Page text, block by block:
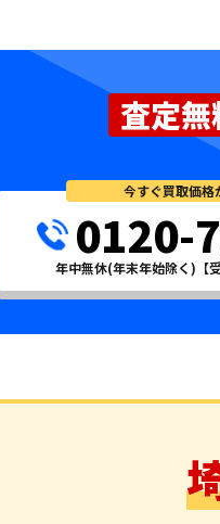
査定無
今すぐ買取価格
0120-
年中無休(年末年始除く)【